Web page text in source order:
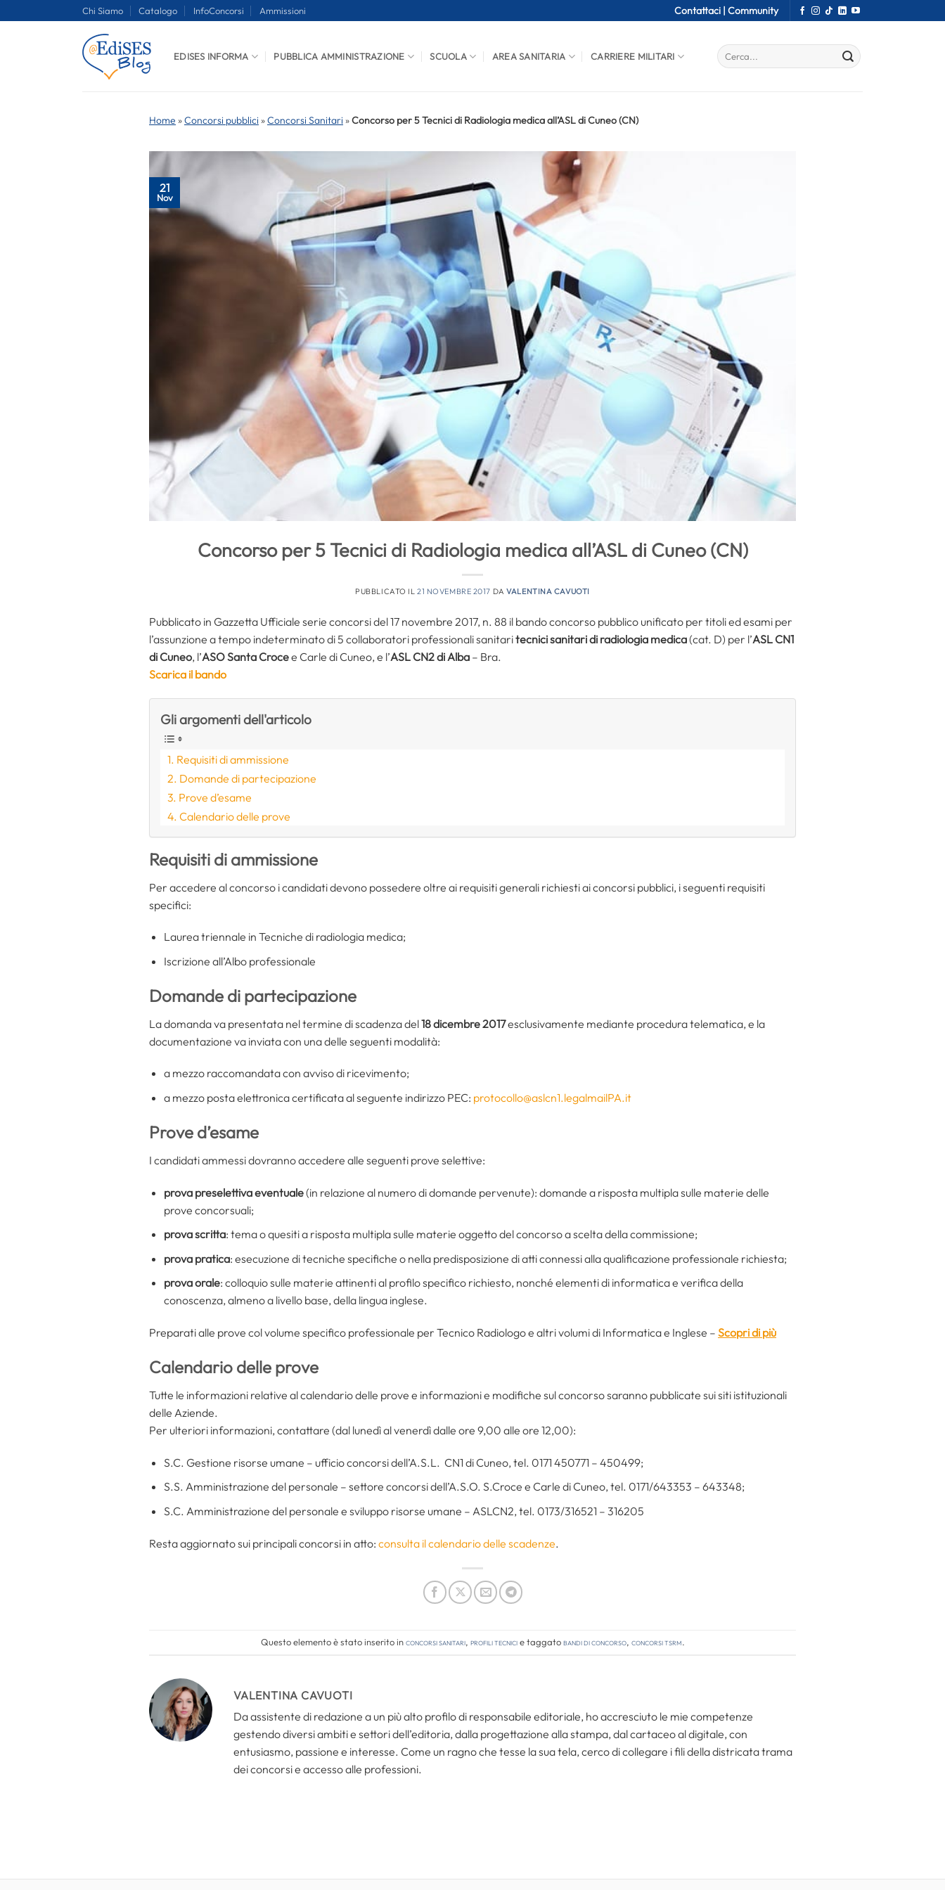
Chi Siamo Catalogo InfoConcorsi Ammissioni Contattaci | Community
EDISES INFORMA PUBBLICA AMMINISTRAZIONE SCUOLA AREA SANITARIA CARRIERE MILITARI
Home »Concorsi pubblici »Concorsi Sanitari »Concorso per 5 Tecnici di Radiologia medica all’ASL di Cuneo (CN)
21
Nov
Concorso per 5 Tecnici di Radiologia medica all’ASL di Cuneo (CN)
PUBBLICATO IL21 NOVEMBRE 2017 DAVALENTINA CAVUOTI
Pubblicato in Gazzetta Ufficiale serie concorsi del 17 novembre 2017, n. 88 il bando concorso pubblico unificato per titoli ed esami per
l’assunzione a tempo indeterminato di 5 collaboratori professionali sanitaritecnici sanitari di radiologia medica(cat. D) per l’ASL CN1
di Cuneo, l’ASO Santa Crocee Carle di Cuneo, e l’ASL CN2 di Alba – Bra.
Scarica il bando
Gli argomenti dell'articolo
Requisiti di ammissione
Domande di partecipazione
Prove d’esame
Calendario delle prove
Requisiti di ammissione
Per accedere al concorso i candidati devono possedere oltre ai requisiti generali richiesti ai concorsi pubblici, i seguenti requisiti
specifici:
Laurea triennale in Tecniche di radiologia medica;
Iscrizione all’Albo professionale
Domande di partecipazione
La domanda va presentata nel termine di scadenza del18 dicembre 2017esclusivamente mediante procedura telematica, e la
documentazione va inviata con una delle seguenti modalità:
a mezzo raccomandata con avviso di ricevimento;
a mezzo posta elettronica certificata al seguente indirizzo PEC: protocollo@aslcn1.legalmailPA.it
Prove d’esame
I candidati ammessi dovranno accedere alle seguenti prove selettive:
prova preselettiva eventuale(in relazione al numero di domande pervenute): domande a risposta multipla sulle materie delle
prove concorsuali;
prova scritta: tema o quesiti a risposta multipla sulle materie oggetto del concorso a scelta della commissione;
prova pratica: esecuzione di tecniche specifiche o nella predisposizione di atti connessi alla qualificazione professionale richiesta;
prova orale: colloquio sulle materie attinenti al profilo specifico richiesto, nonché elementi di informatica e verifica della
conoscenza, almeno a livello base, della lingua inglese.
Preparati alle prove col volume specifico professionale per Tecnico Radiologo e altri volumi di Informatica e Inglese – Scopri di più
Calendario delle prove
Tutte le informazioni relative al calendario delle prove e informazioni e modifiche sul concorso saranno pubblicate sui siti istituzionali
delle Aziende.
Per ulteriori informazioni, contattare (dal lunedì al venerdì dalle ore 9,00 alle ore 12,00):
S.C. Gestione risorse umane – ufficio concorsi dell’A.S.L. CN1 di Cuneo, tel. 0171 450771 – 450499;
S.S. Amministrazione del personale – settore concorsi dell’A.S.O. S.Croce e Carle di Cuneo, tel. 0171/643353 – 643348;
S.C. Amministrazione del personale e sviluppo risorse umane – ASLCN2, tel. 0173/316521 – 316205
Resta aggiornato sui principali concorsi in atto: consulta il calendario delle scadenze.
Questo elemento è stato inserito inConcorsi Sanitari, Profili tecnicie taggatobandi di concorso, concorsi tsrm.
VALENTINA CAVUOTI
Da assistente di redazione a un più alto profilo di responsabile editoriale, ho accresciuto le mie competenze
gestendo diversi ambiti e settori dell’editoria, dalla progettazione alla stampa, dal cartaceo al digitale, con
entusiasmo, passione e interesse. Come un ragno che tesse la sua tela, cerco di collegare i fili della districata trama
dei concorsi e accesso alle professioni.